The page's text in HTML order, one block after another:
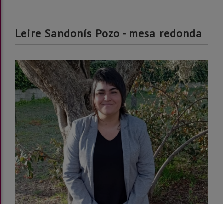
Leire Sandonís Pozo - mesa redonda